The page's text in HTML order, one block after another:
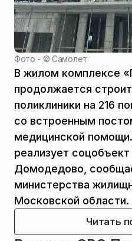
Фото - ©Самолет
В жилом комплексе
продолжается
поликлиники на 216
со встроенным
медицинской
реализует
Домодедово,
министерства
Московской области.
Читать